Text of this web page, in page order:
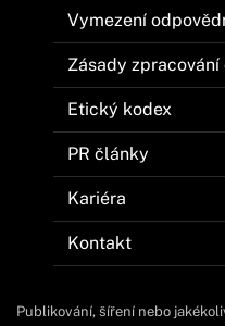
Vymezení
Zásady
Etický kodex
PR články
Kariéra
Kontakt
Publikování, šíření nebo